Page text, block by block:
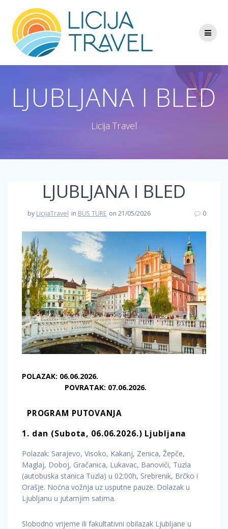
to
content
LJUBLJANA I BLED
Licija Travel
LJUBLJANA I BLED
by LicijaTravel in BUS TURE on 21/05/2026 0
POLAZAK: 06.06.2026.
POVRATAK: 07.06.2026.
PROGRAM PUTOVANJA
1. dan (Subota, 06.06.2026.) Ljubljana
Polazak: Sarajevo, Visoko, Kakanj, Zenica, Žepče,
Maglaj, Doboj, Gračanica, Lukavac, Banovići, Tuzla
(autobuska stanica Tuzla) u 02:00h, Srebrenik, Brčko i
Orašje. Noćna vožnja uz usputne pauze. Dolazak u
Ljubljanu u jutarnjim satima.
Slobodno vrijeme ili fakultativni obilazak Ljubljane u